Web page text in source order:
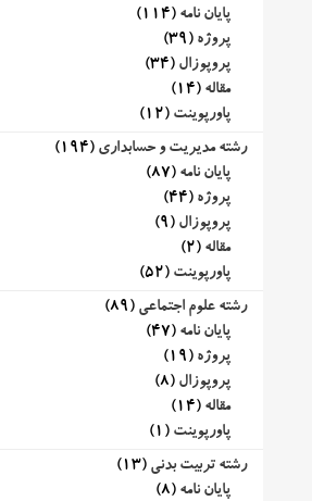
پایان نامه (114)
پروژه (39)
پروپوزال (34)
مقاله (14)
پاورپوینت (12)
رشته مدیریت و حسابداری (194)
پایان نامه (87)
پروژه (44)
پروپوزال (9)
مقاله (2)
پاورپوینت (52)
رشته علوم اجتماعی (89)
پایان نامه (47)
پروژه (19)
پروپوزال (8)
مقاله (14)
پاورپوینت (1)
رشته تربیت بدنی (13)
پایان نامه (8)